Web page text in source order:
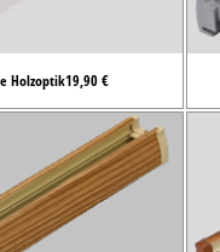
Holzoptik19,90 €